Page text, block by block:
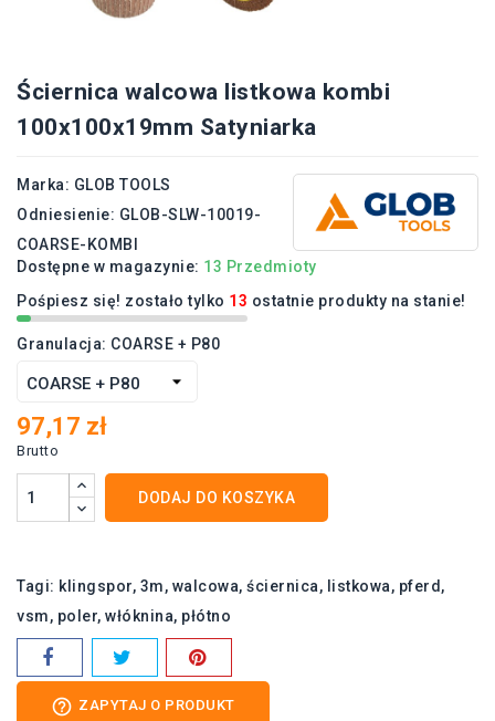
Ściernica walcowa listkowa kombi
100x100x19mm Satyniarka
Marka: GLOB TOOLS
Odniesienie: GLOB-SLW-10019-
COARSE-KOMBI
Dostępne w magazynie: 13 Przedmioty
Pośpiesz się! zostało tylko 13 ostatnie produkty na stanie!
Granulacja: COARSE + P80
97,17 zł
Brutto
DODAJ DO KOSZYKA
Tagi: klingspor 3m walcowa ściernica listkowa
pferd
vsm
poler włóknina płótno
help_outline ZAPYTAJ O PRODUKT